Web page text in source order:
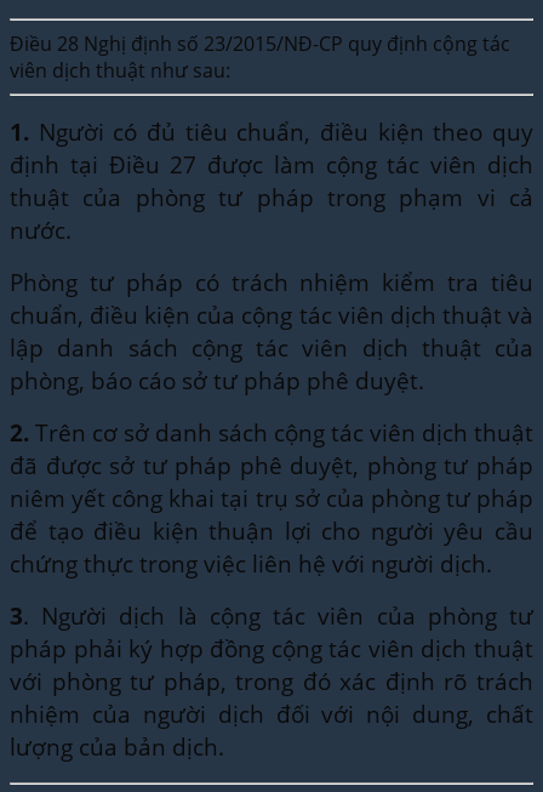
Điều 28 Nghị định số 23/2015/NĐ-CP quy định cộng tác
viên dịch thuật như sau:
1. Người có đủ tiêu chuẩn, điều kiện theo quy
định tại Điều 27 được làm cộng tác viên dịch
thuật của phòng tư pháp trong phạm vi cả
nước.
Phòng tư pháp có trách nhiệm kiểm tra tiêu
chuẩn, điều kiện của cộng tác viên dịch thuật và
lập danh sách cộng tác viên dịch thuật của
phòng, báo cáo sở tư pháp phê duyệt.
2. Trên cơ sở danh sách cộng tác viên dịch thuật
đã được sở tư pháp phê duyệt, phòng tư pháp
niêm yết công khai tại trụ sở của phòng tư pháp
để tạo điều kiện thuận lợi cho người yêu cầu
chứng thực trong việc liên hệ với người dịch.
3. Người dịch là cộng tác viên của phòng tư
pháp phải ký hợp đồng cộng tác viên dịch thuật
với phòng tư pháp, trong đó xác định rõ trách
nhiệm của người dịch đối với nội dung, chất
lượng của bản dịch.